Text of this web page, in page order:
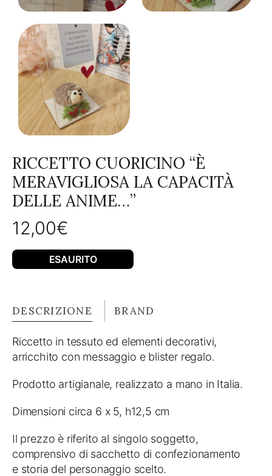
RICCETTO CUORICINO “È
MERAVIGLIOSA LA CAPACITÀ
DELLE ANIME…”
12,00€
ESAURITO
DESCRIZIONE BRAND
Riccetto in tessuto ed elementi decorativi,
arricchito con messaggio e blister regalo.
Prodotto artigianale, realizzato a mano in Italia.
Dimensioni circa 6 x 5, h12,5 cm
Il prezzo è riferito al singolo soggetto,
comprensivo di sacchetto di confezionamento
e storia del personaggio scelto.